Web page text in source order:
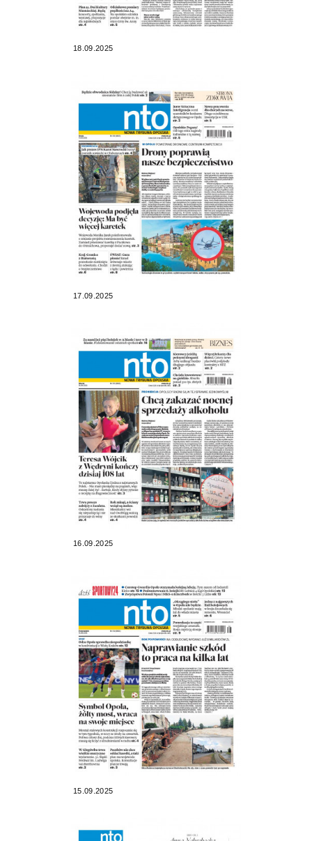
18.09.2025
17.09.2025
16.09.2025
15.09.2025